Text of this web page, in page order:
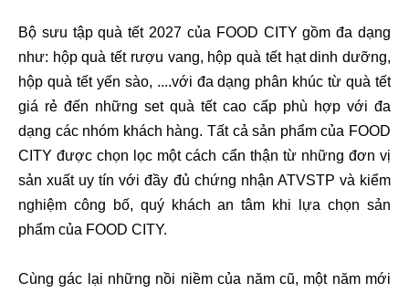
Bộ sưu tập quà tết 2027 của FOOD CITY gồm đa dạng
như: hộp quà tết rượu vang, hộp quà tết hạt dinh dưỡng,
hộp quà tết yến sào, ....với đa dạng phân khúc từ quà tết
giá rẻ đến những set quà tết cao cấp phù hợp với đa
dạng các nhóm khách hàng. Tất cả sản phẩm của FOOD
CITY được chọn lọc một cách cẩn thận từ những đơn vị
sản xuất uy tín với đầy đủ chứng nhận ATVSTP và kiểm
nghiệm công bố, quý khách an tâm khi lựa chọn sản
phẩm của FOOD CITY.
Cùng gác lại những nồi niềm của năm cũ, một năm mới